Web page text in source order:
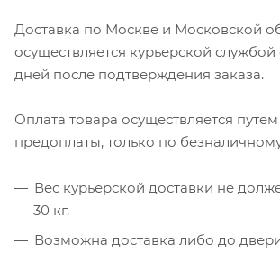
Доставка по Москве и Московской
осуществляется курьерской службой
дней после подтверждения заказа.
Оплата товара осуществляется путем
предоплаты, только по
Вес курьерской доставки не
30 кг.
Возможна доставка либо до